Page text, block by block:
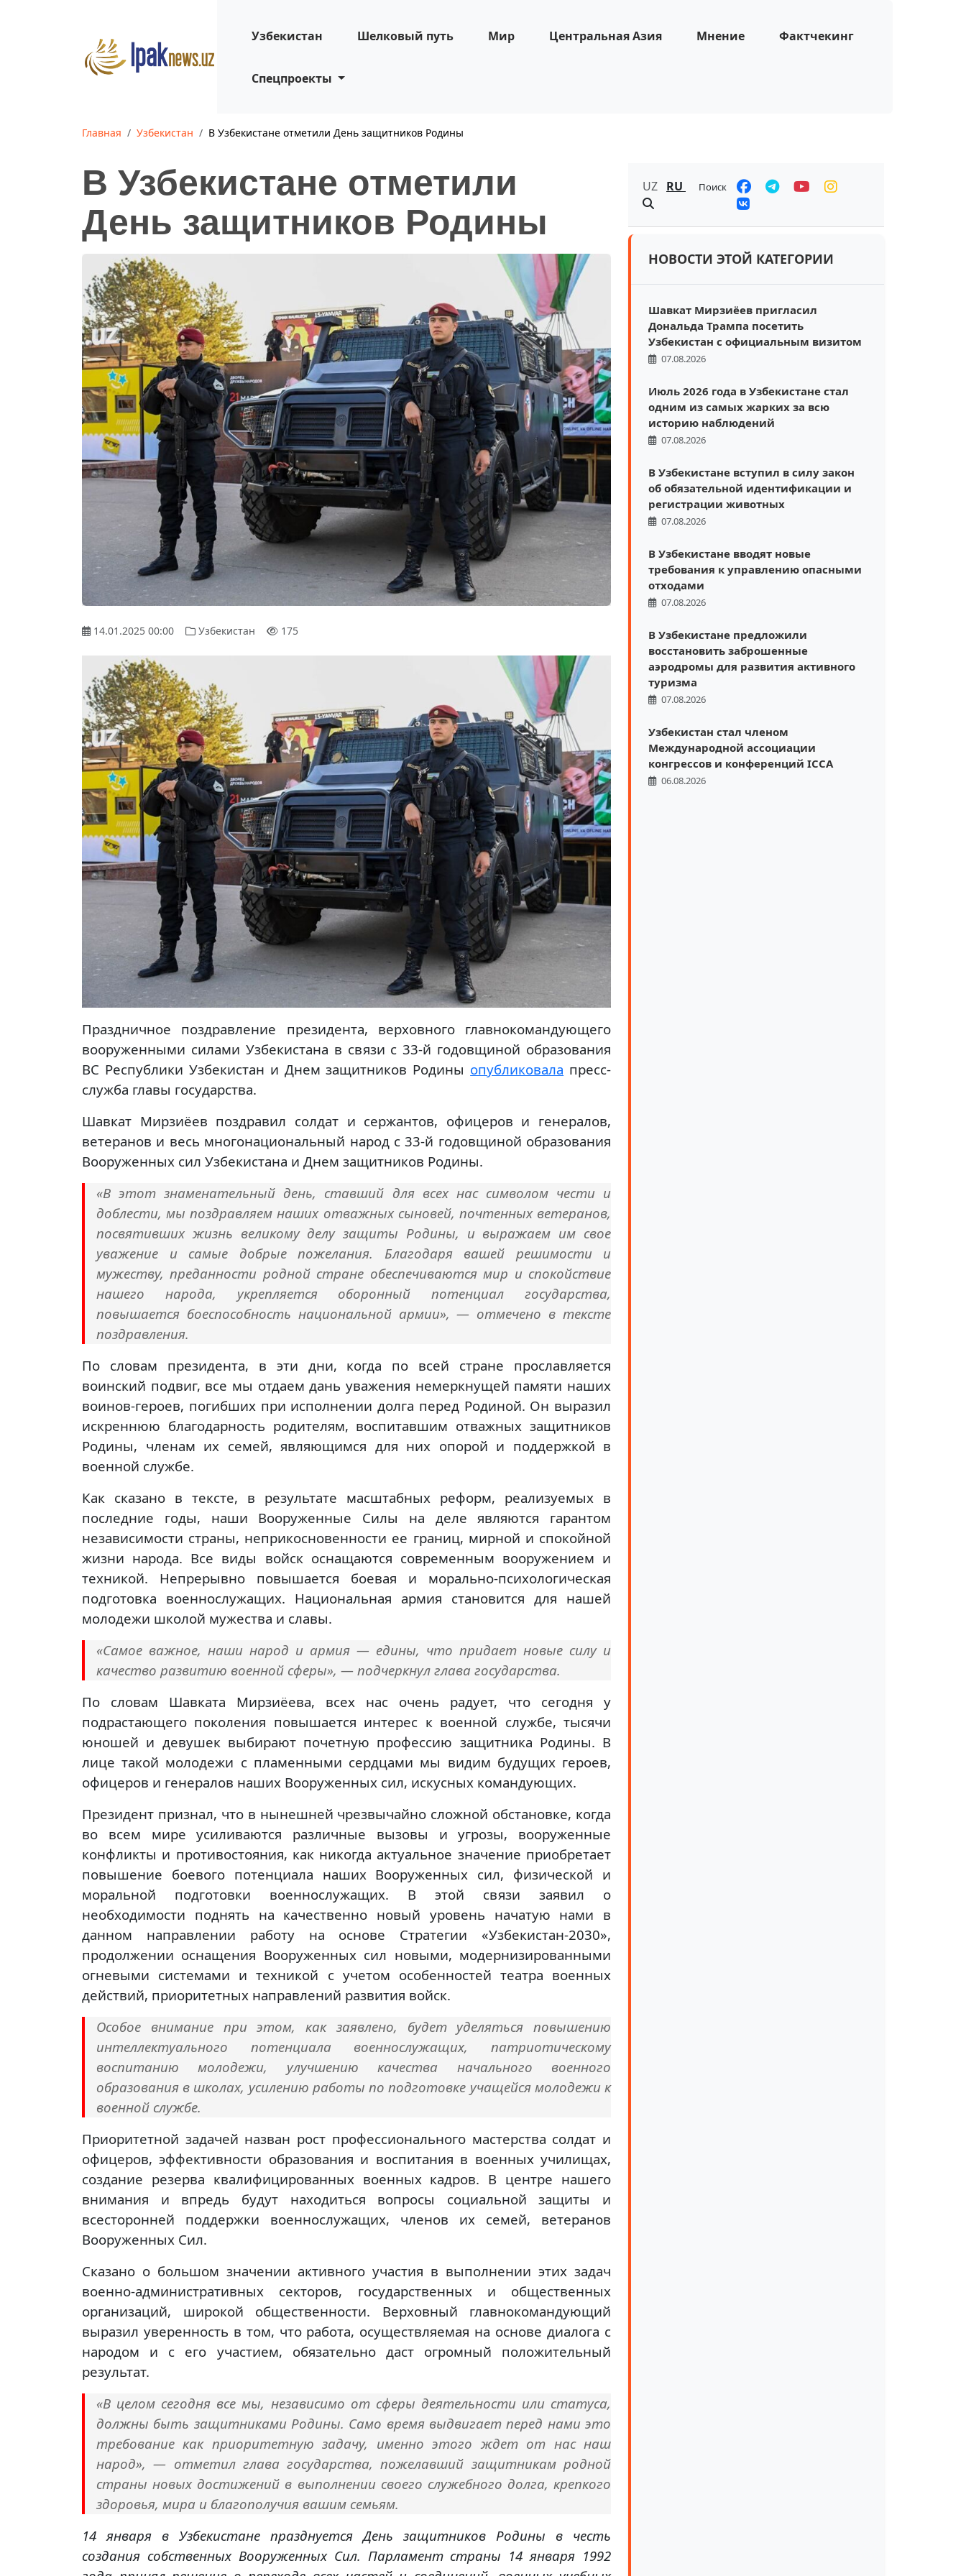
Узбекистан Шелковый путь Мир Центральная Азия Мнение Фактчекинг
Спецпроекты
Главная Узбекистан В Узбекистане отметили День защитников Родины
В Узбекистане отметили
День защитников Родины
14.01.2025 00:00 Узбекистан 175
Праздничное поздравление президента, верховного главнокомандующего
вооруженными силами Узбекистана в связи с 33-й годовщиной образования
ВС Республики Узбекистан и Днем защитников Родины опубликовала пресс-
служба главы государства.
Шавкат Мирзиёев поздравил солдат и сержантов, офицеров и генералов,
ветеранов и весь многонациональный народ с 33-й годовщиной образования
Вооруженных сил Узбекистана и Днем защитников Родины.
«В этот знаменательный день, ставший для всех нас символом чести и
доблести, мы поздравляем наших отважных сыновей, почтенных ветеранов,
посвятивших жизнь великому делу защиты Родины, и выражаем им свое
уважение и самые добрые пожелания. Благодаря вашей решимости и
мужеству, преданности родной стране обеспечиваются мир и спокойствие
нашего народа, укрепляется оборонный потенциал государства,
повышается боеспособность национальной армии», — отмечено в тексте
поздравления.
По словам президента, в эти дни, когда по всей стране прославляется
воинский подвиг, все мы отдаем дань уважения немеркнущей памяти наших
воинов-героев, погибших при исполнении долга перед Родиной. Он выразил
искреннюю благодарность родителям, воспитавшим отважных защитников
Родины, членам их семей, являющимся для них опорой и поддержкой в
военной службе.
Как сказано в тексте, в результате масштабных реформ, реализуемых в
последние годы, наши Вооруженные Силы на деле являются гарантом
независимости страны, неприкосновенности ее границ, мирной и спокойной
жизни народа. Все виды войск оснащаются современным вооружением и
техникой. Непрерывно повышается боевая и морально-психологическая
подготовка военнослужащих. Национальная армия становится для нашей
молодежи школой мужества и славы.
«Самое важное, наши народ и армия — едины, что придает новые силу и
качество развитию военной сферы», — подчеркнул глава государства.
По словам Шавката Мирзиёева, всех нас очень радует, что сегодня у
подрастающего поколения повышается интерес к военной службе, тысячи
юношей и девушек выбирают почетную профессию защитника Родины. В
лице такой молодежи с пламенными сердцами мы видим будущих героев,
офицеров и генералов наших Вооруженных сил, искусных командующих.
Президент признал, что в нынешней чрезвычайно сложной обстановке, когда
во всем мире усиливаются различные вызовы и угрозы, вооруженные
конфликты и противостояния, как никогда актуальное значение приобретает
повышение боевого потенциала наших Вооруженных сил, физической и
моральной подготовки военнослужащих. В этой связи заявил о
необходимости поднять на качественно новый уровень начатую нами в
данном направлении работу на основе Стратегии «Узбекистан-2030»,
продолжении оснащения Вооруженных сил новыми, модернизированными
огневыми системами и техникой с учетом особенностей театра военных
действий, приоритетных направлений развития войск.
Особое внимание при этом, как заявлено, будет уделяться повышению
интеллектуального потенциала военнослужащих, патриотическому
воспитанию молодежи, улучшению качества начального военного
образования в школах, усилению работы по подготовке учащейся молодежи к
военной службе.
Приоритетной задачей назван рост профессионального мастерства солдат и
офицеров, эффективности образования и воспитания в военных училищах,
создание резерва квалифицированных военных кадров. В центре нашего
внимания и впредь будут находиться вопросы социальной защиты и
всесторонней поддержки военнослужащих, членов их семей, ветеранов
Вооруженных Сил.
Сказано о большом значении активного участия в выполнении этих задач
военно-административных секторов, государственных и общественных
организаций, широкой общественности. Верховный главнокомандующий
выразил уверенность в том, что работа, осуществляемая на основе диалога с
народом и с его участием, обязательно даст огромный положительный
результат.
«В целом сегодня все мы, независимо от сферы деятельности или статуса,
должны быть защитниками Родины. Само время выдвигает перед нами это
требование как приоритетную задачу, именно этого ждет от нас наш
народ», — отметил глава государства, пожелавший защитникам родной
страны новых достижений в выполнении своего служебного долга, крепкого
здоровья, мира и благополучия вашим семьям.
14 января в Узбекистане празднуется День защитников Родины в честь
создания собственных Вооруженных Сил. Парламент страны 14 января 1992
UZ RU Поиск
НОВОСТИ ЭТОЙ КАТЕГОРИИ
Шавкат Мирзиёев пригласил
Дональда Трампа посетить
Узбекистан с официальным визитом
07.08.2026
Июль 2026 года в Узбекистане стал
одним из самых жарких за всю
историю наблюдений
07.08.2026
В Узбекистане вступил в силу закон
об обязательной идентификации и
регистрации животных
07.08.2026
В Узбекистане вводят новые
требования к управлению опасными
отходами
07.08.2026
В Узбекистане предложили
восстановить заброшенные
аэродромы для развития активного
туризма
07.08.2026
Узбекистан стал членом
Международной ассоциации
конгрессов и конференций ICCA
06.08.2026